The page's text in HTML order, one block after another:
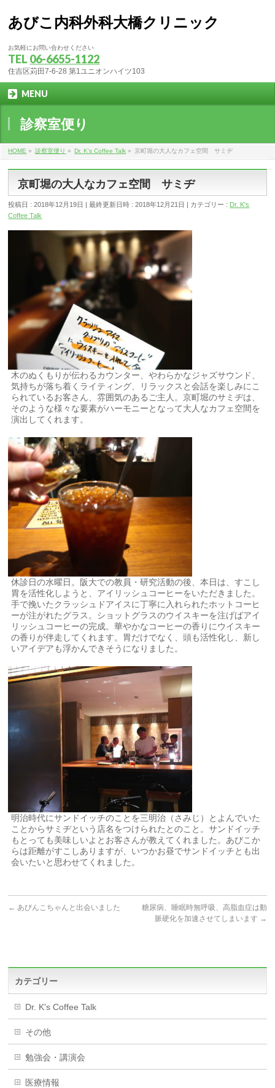
あびこ内科外科大橋クリニック
お気軽にお問い合わせください
TEL 06-6655-1122
住吉区苅田7-6-28 第1ユニオンハイツ103
MENU
診察室便り
HOME » 診察室便り » Dr. K's Coffee Talk » 京町堀の大人なカフェ空間 サミヂ
京町堀の大人なカフェ空間 サミヂ
投稿日 : 2018年12月19日 最終更新日時 : 2018年12月21日 カテゴリー : Dr. K's
Coffee Talk
木のぬくもりが伝わるカウンター、やわらかなジャズサウンド、
気持ちが落ち着くライティング、リラックスと会話を楽しみにこ
られているお客さん、雰囲気のあるご主人。京町堀のサミヂは、
そのような様々な要素がハーモニーとなって大人なカフェ空間を
演出してくれます。
休診日の水曜日。阪大での教員・研究活動の後、本日は、すこし
胃を活性化しようと、アイリッシュコーヒーをいただきました。
手で挽いたクラッシュドアイスに丁寧に入れられたホットコーヒ
ーが注がれたグラス。ショットグラスのウイスキーを注げばアイ
リッシュコーヒーの完成。華やかなコーヒーの香りにウイスキー
の香りが伴走してくれます。胃だけでなく、頭も活性化し、新し
いアイデアも浮かんできそうになりました。
明治時代にサンドイッチのことを三明治（さみじ）とよんでいた
ことからサミヂという店名をつけられたとのこと。サンドイッチ
もとっても美味しいよとお客さんが教えてくれました。あびこか
らは距離がすこしありますが、いつかお昼でサンドイッチとも出
会いたいと思わせてくれました。
← あびんこちゃんと出会いました
糖尿病、睡眠時無呼吸、高脂血症は動
脈硬化を加速させてしまいます →
カテゴリー
Dr. K's Coffee Talk
その他
勉強会・講演会
医療情報